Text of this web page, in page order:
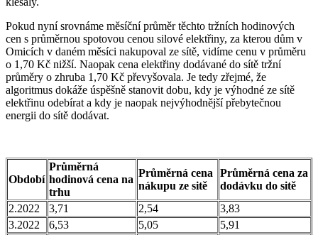
Pokud nyní srovnáme měsíční průměr těchto tržních hodinových
cen s průměrnou spotovou cenou silové elektřiny, za kterou dům v
Omicích v daném měsíci nakupoval ze sítě, vidíme cenu v průměru
o 1,70 Kč nižší. Naopak cena elektřiny dodávané do sítě tržní
průměry o zhruba 1,70 Kč převyšovala. Je tedy zřejmé, že
algoritmus dokáže úspěšně stanovit dobu, kdy je výhodné ze sítě
elektřinu odebírat a kdy je naopak nejvýhodnější přebytečnou
energii do sítě dodávat.
Období
Průměrná
hodinová cena na
trhu
Průměrná cena
nákupu ze sitě
Průměrná cena za
dodávku do sitě
2.2022
3,71 2,54
3,83
3.2022
6,53 5,05
5,91